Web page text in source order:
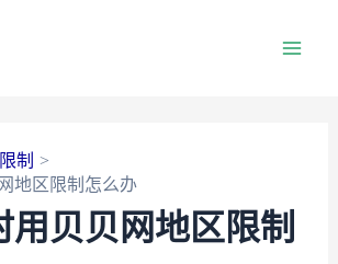
制
地区限制怎么办
用贝贝网地区限制